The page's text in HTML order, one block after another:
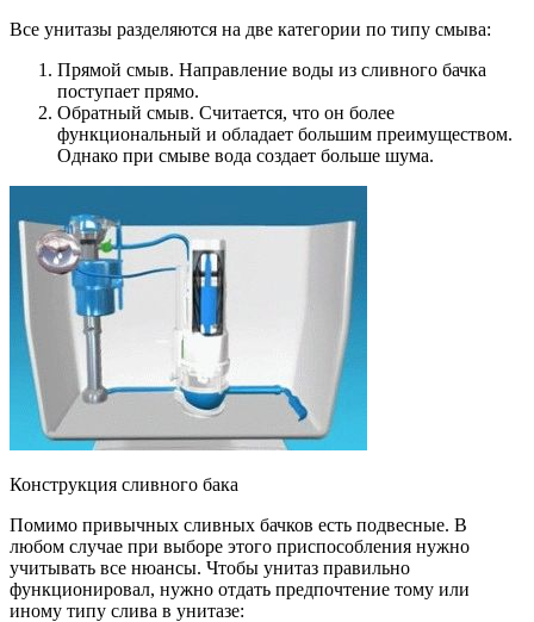
Все унитазы разделяются на две категории по типу смыва:
Прямой смыв. Направление воды из сливного бачка
поступает прямо.
Обратный смыв. Считается, что он более
функциональный и обладает большим преимуществом.
Однако при смыве вода создает больше шума.
Конструкция сливного бака
Помимо привычных сливных бачков есть подвесные. В
любом случае при выборе этого приспособления нужно
учитывать все нюансы. Чтобы унитаз правильно
функционировал, нужно отдать предпочтение тому или
иному типу слива в унитазе: